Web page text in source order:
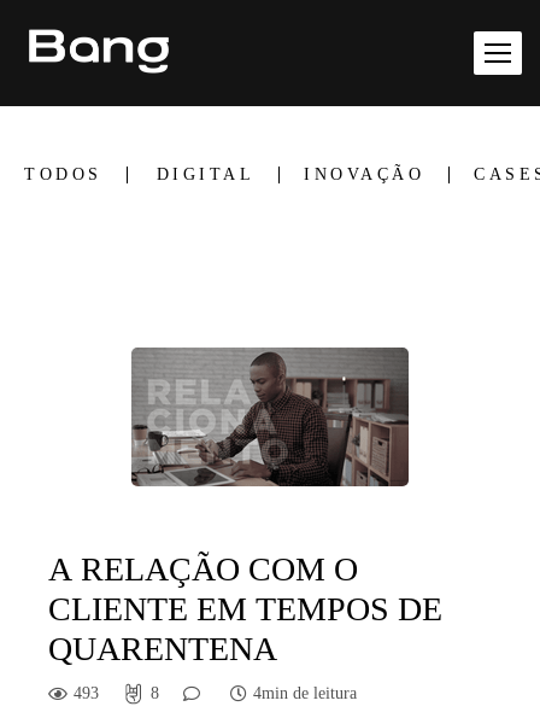
TODOS DIGITAL INOVAÇÃO
A RELAÇÃO COM O
CLIENTE EM TEMPOS DE
QUARENTENA
493 8 4min de leitura